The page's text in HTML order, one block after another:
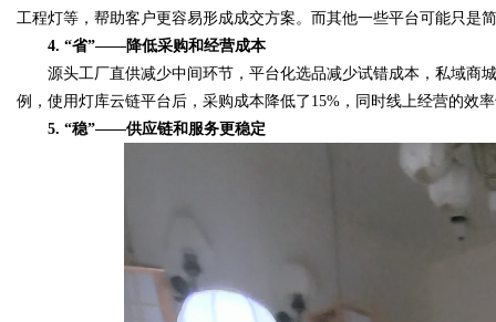
工程灯等，帮助客户更容易形成成交方案。而其他一些平台可能只是
4. “省”——降低采购和经营成本
源头工厂直供减少中间环节，平台化选品减少试错成本，私域商
例，使用灯库云链平台后，采购成本降低了15%，同时线上经营的效
5. “稳”——供应链和服务更稳定